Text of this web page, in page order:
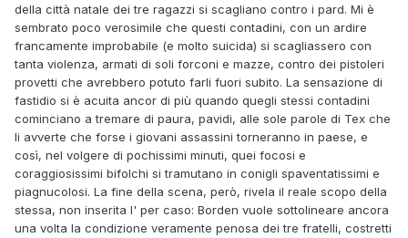
della città natale dei tre ragazzi si scagliano contro i pard. Mi è
sembrato poco verosimile che questi contadini, con un ardire
francamente improbabile (e molto suicida) si scagliassero con
tanta violenza, armati di soli forconi e mazze, contro dei pistoleri
provetti che avrebbero potuto farli fuori subito. La sensazione di
fastidio si è acuita ancor di più quando quegli stessi contadini
cominciano a tremare di paura, pavidi, alle sole parole di Tex che
li avverte che forse i giovani assassini torneranno in paese, e
così, nel volgere di pochissimi minuti, quei focosi e
coraggiosissimi bifolchi si tramutano in conigli spaventatissimi e
piagnucolosi. La fine della scena, però, rivela il reale scopo della
stessa, non inserita l' per caso: Borden vuole sottolineare ancora
una volta la condizione veramente penosa dei tre fratelli, costretti